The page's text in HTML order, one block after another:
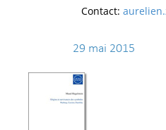
Contact:
29 mai 2015